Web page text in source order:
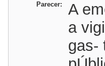
Parecer:
A
a
gas-